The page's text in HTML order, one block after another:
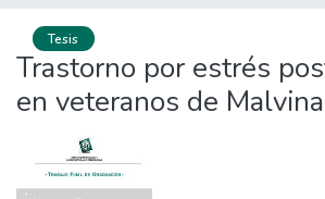
Tesis
Trastorno por estrés
en veteranos de